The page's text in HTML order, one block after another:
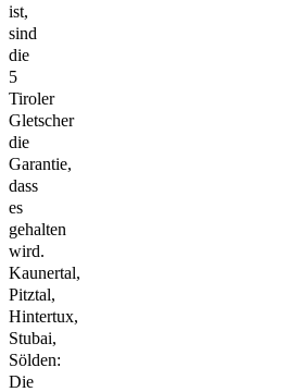
ist,
sind
die
5
Tiroler
Gletscher
die
Garantie,
dass
es
gehalten
wird.
Kaunertal,
Pitztal,
Hintertux,
Stubai,
Sölden:
Die